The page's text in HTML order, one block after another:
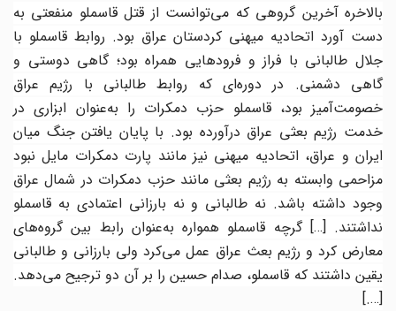
بالاخره آخرین گروهی که می‌توانست از قتل قاسملو منفعتی به
دست آورد اتحادیه میهنی کردستان عراق بود. روابط قاسملو با
جلال طالبانی با فراز و فرودهایی همراه بود؛ گاهی دوستی و
گاهی دشمنی. در دوره‌ای که روابط طالبانی با رژیم عراق
خصومت‌آمیز بود، قاسملو حزب دمکرات را به‌عنوان ابزاری در
خدمت رژیم بعثی عراق درآورده بود. با پایان یافتن جنگ میان
ایران و عراق، اتحادیه میهنی نیز مانند پارت دمکرات مایل نبود
مزاحمی وابسته به رژیم بعثی مانند حزب دمکرات در شمال عراق
وجود داشته باشد. نه طالبانی و نه بارزانی اعتمادی به قاسملو
نداشتند.[…]گرچه قاسملو همواره به‌عنوان رابط بین گروه‌های
معارض کرد و رژیم بعث عراق عمل می‌کرد ولی بارزانی و طالبانی
یقین داشتند که قاسملو، صدام حسین را بر آن دو ترجیح می‌دهد.
[….]